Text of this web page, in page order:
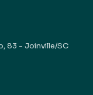
83 - Joinville/SC